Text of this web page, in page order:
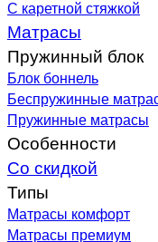
С каретной стяжкой
Матрасы
Пружинный блок
Блок боннель
Беспружинные
Пружинные матрасы
Особенности
Со скидкой
Типы
Матрасы комфорт
Матрасы премиум